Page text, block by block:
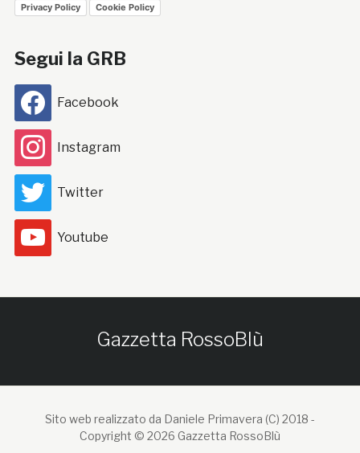
Privacy Policy Cookie Policy
Segui la GRB
Facebook
Instagram
Twitter
Youtube
Gazzetta RossoBlù
Sito web realizzato da Daniele Primavera (C) 2018 -
Copyright © 2026 Gazzetta RossoBlù